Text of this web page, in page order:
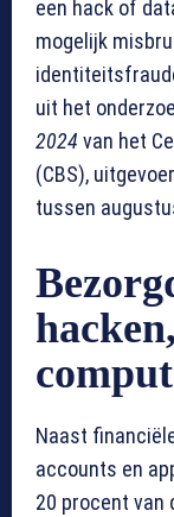
een hack of
mogelijk
uit het
2024 van het
(CBS),
tussen
Naast
accounts en
20 procent van